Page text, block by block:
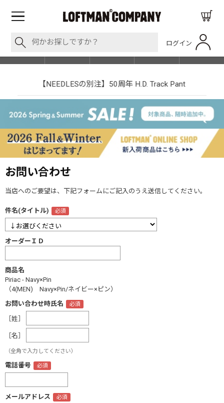
ログイン
SHOP LIST
【NEEDLESの別注】50周年 H.D. Track Pant
お問い合わせ
当店へのご要望は、下記フォームにご記入のうえ送信してください。
件名(タイトル)
オーダーＩＤ
商品名
Piriac - Navy×Pin
（4(MEN) Navy×Pin/ネイビー×ピン）
お問い合わせ時氏名
［姓］
［名］
（全角で入力してください）
電話番号
メールアドレス